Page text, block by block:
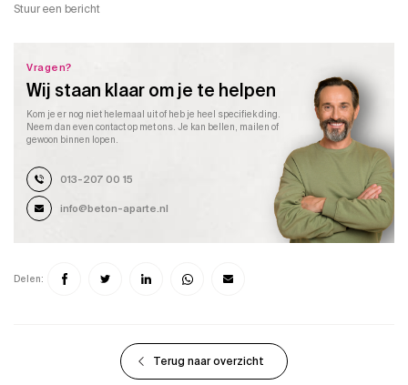
Delen:
Terug naar overzicht
Stuur een bericht
Vragen?
Wij staan klaar om je te helpen
Kom je er nog niet helemaal uit of heb je heel specifiek ding.
Neem dan even contact op met ons. Je kan bellen, mailen of
gewoon binnen lopen.
013-207 00 15
info@beton-aparte.nl